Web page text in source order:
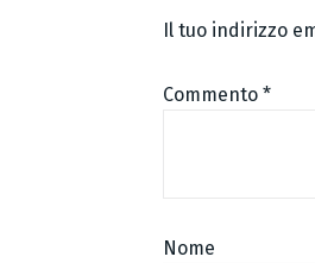
Il tuo indirizzo
Commento *
Nome